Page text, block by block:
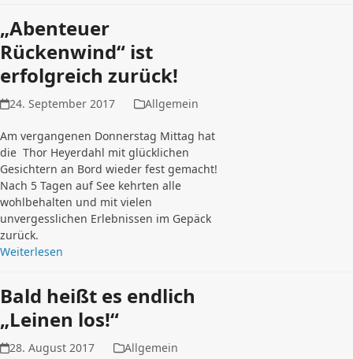
„Abenteuer
Rückenwind“ ist
erfolgreich zurück!
24. September 2017 Allgemein
Am vergangenen Donnerstag Mittag hat
die Thor Heyerdahl mit glücklichen
Gesichtern an Bord wieder fest gemacht!
Nach 5 Tagen auf See kehrten alle
wohlbehalten und mit vielen
unvergesslichen Erlebnissen im Gepäck
zurück.
Weiterlesen
Bald heißt es endlich
„Leinen los!“
28. August 2017 Allgemein